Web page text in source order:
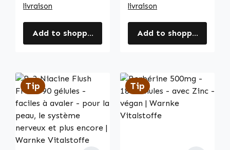
livraison
Add to shopping cart
livraison
Add to shopping cart
Tip Tip